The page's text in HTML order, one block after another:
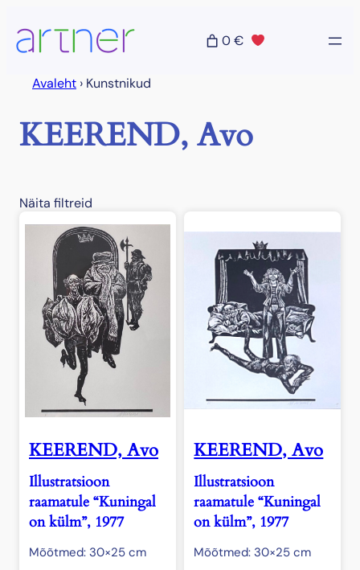
sisu
juurde
0 €
Avaleht › Kunstnikud
KEEREND, Avo
Näita filtreid
KEEREND, Avo
Illustratsioon
raamatule “Kuningal
on külm”, 1977
Mõõtmed: 30×25 cm
KEEREND, Avo
Illustratsioon
raamatule “Kuningal
on külm”, 1977
Mõõtmed: 30×25 cm